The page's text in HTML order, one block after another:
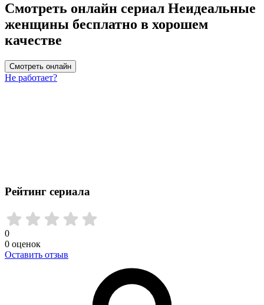
Смотреть онлайн сериал Неидеальные
женщины бесплатно в хорошем
качестве
Смотреть онлайн
Не работает?
Рейтинг сериала
0
0 оценок
Оставить отзыв